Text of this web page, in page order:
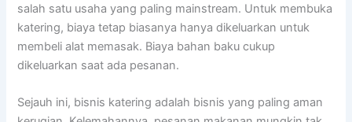
salah satu usaha yang paling mainstream. Untuk membuka
katering, biaya tetap biasanya hanya dikeluarkan untuk
membeli alat memasak. Biaya bahan baku cukup
dikeluarkan saat ada pesanan.
Sejauh ini, bisnis katering adalah bisnis yang paling aman